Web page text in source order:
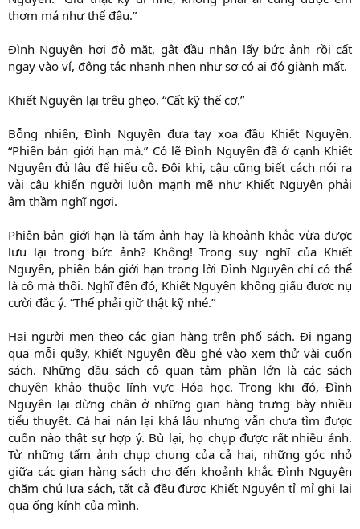
thơm má như thế đâu.”
Đình Nguyên hơi đỏ mặt, gật đầu nhận lấy bức ảnh rồi cất
ngay vào ví, động tác nhanh nhẹn như sợ có ai đó giành mất.
Khiết Nguyên lại trêu ghẹo. “Cất kỹ thế cơ.”
Bỗng nhiên, Đình Nguyên đưa tay xoa đầu Khiết Nguyên.
“Phiên bản giới hạn mà.” Có lẽ Đình Nguyên đã ở cạnh Khiết
Nguyên đủ lâu để hiểu cô. Đôi khi, cậu cũng biết cách nói ra
vài câu khiến người luôn mạnh mẽ như Khiết Nguyên phải
âm thầm nghĩ ngợi.
Phiên bản giới hạn là tấm ảnh hay là khoảnh khắc vừa được
lưu lại trong bức ảnh? Không! Trong suy nghĩ của Khiết
Nguyên, phiên bản giới hạn trong lời Đình Nguyên chỉ có thể
là cô mà thôi. Nghĩ đến đó, Khiết Nguyên không giấu được nụ
cười đắc ý. “Thế phải giữ thật kỹ nhé.”
Hai người men theo các gian hàng trên phố sách. Đi ngang
qua mỗi quầy, Khiết Nguyên đều ghé vào xem thử vài cuốn
sách. Những đầu sách cô quan tâm phần lớn là các sách
chuyên khảo thuộc lĩnh vực Hóa học. Trong khi đó, Đình
Nguyên lại dừng chân ở những gian hàng trưng bày nhiều
tiểu thuyết. Cả hai nán lại khá lâu nhưng vẫn chưa tìm được
cuốn nào thật sự hợp ý. Bù lại, họ chụp được rất nhiều ảnh.
Từ những tấm ảnh chụp chung của cả hai, những góc nhỏ
giữa các gian hàng sách cho đến khoảnh khắc Đình Nguyên
chăm chú lựa sách, tất cả đều được Khiết Nguyên tỉ mỉ ghi lại
qua ống kính của mình.